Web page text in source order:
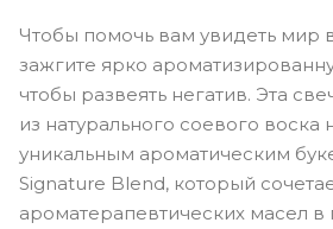
Чтобы помочь вам увидеть мир
зажгите ярко
чтобы развеять негатив. Эта
из натурального соевого воска
уникальным ароматическим
Signature Blend, который
ароматерапевтических масел